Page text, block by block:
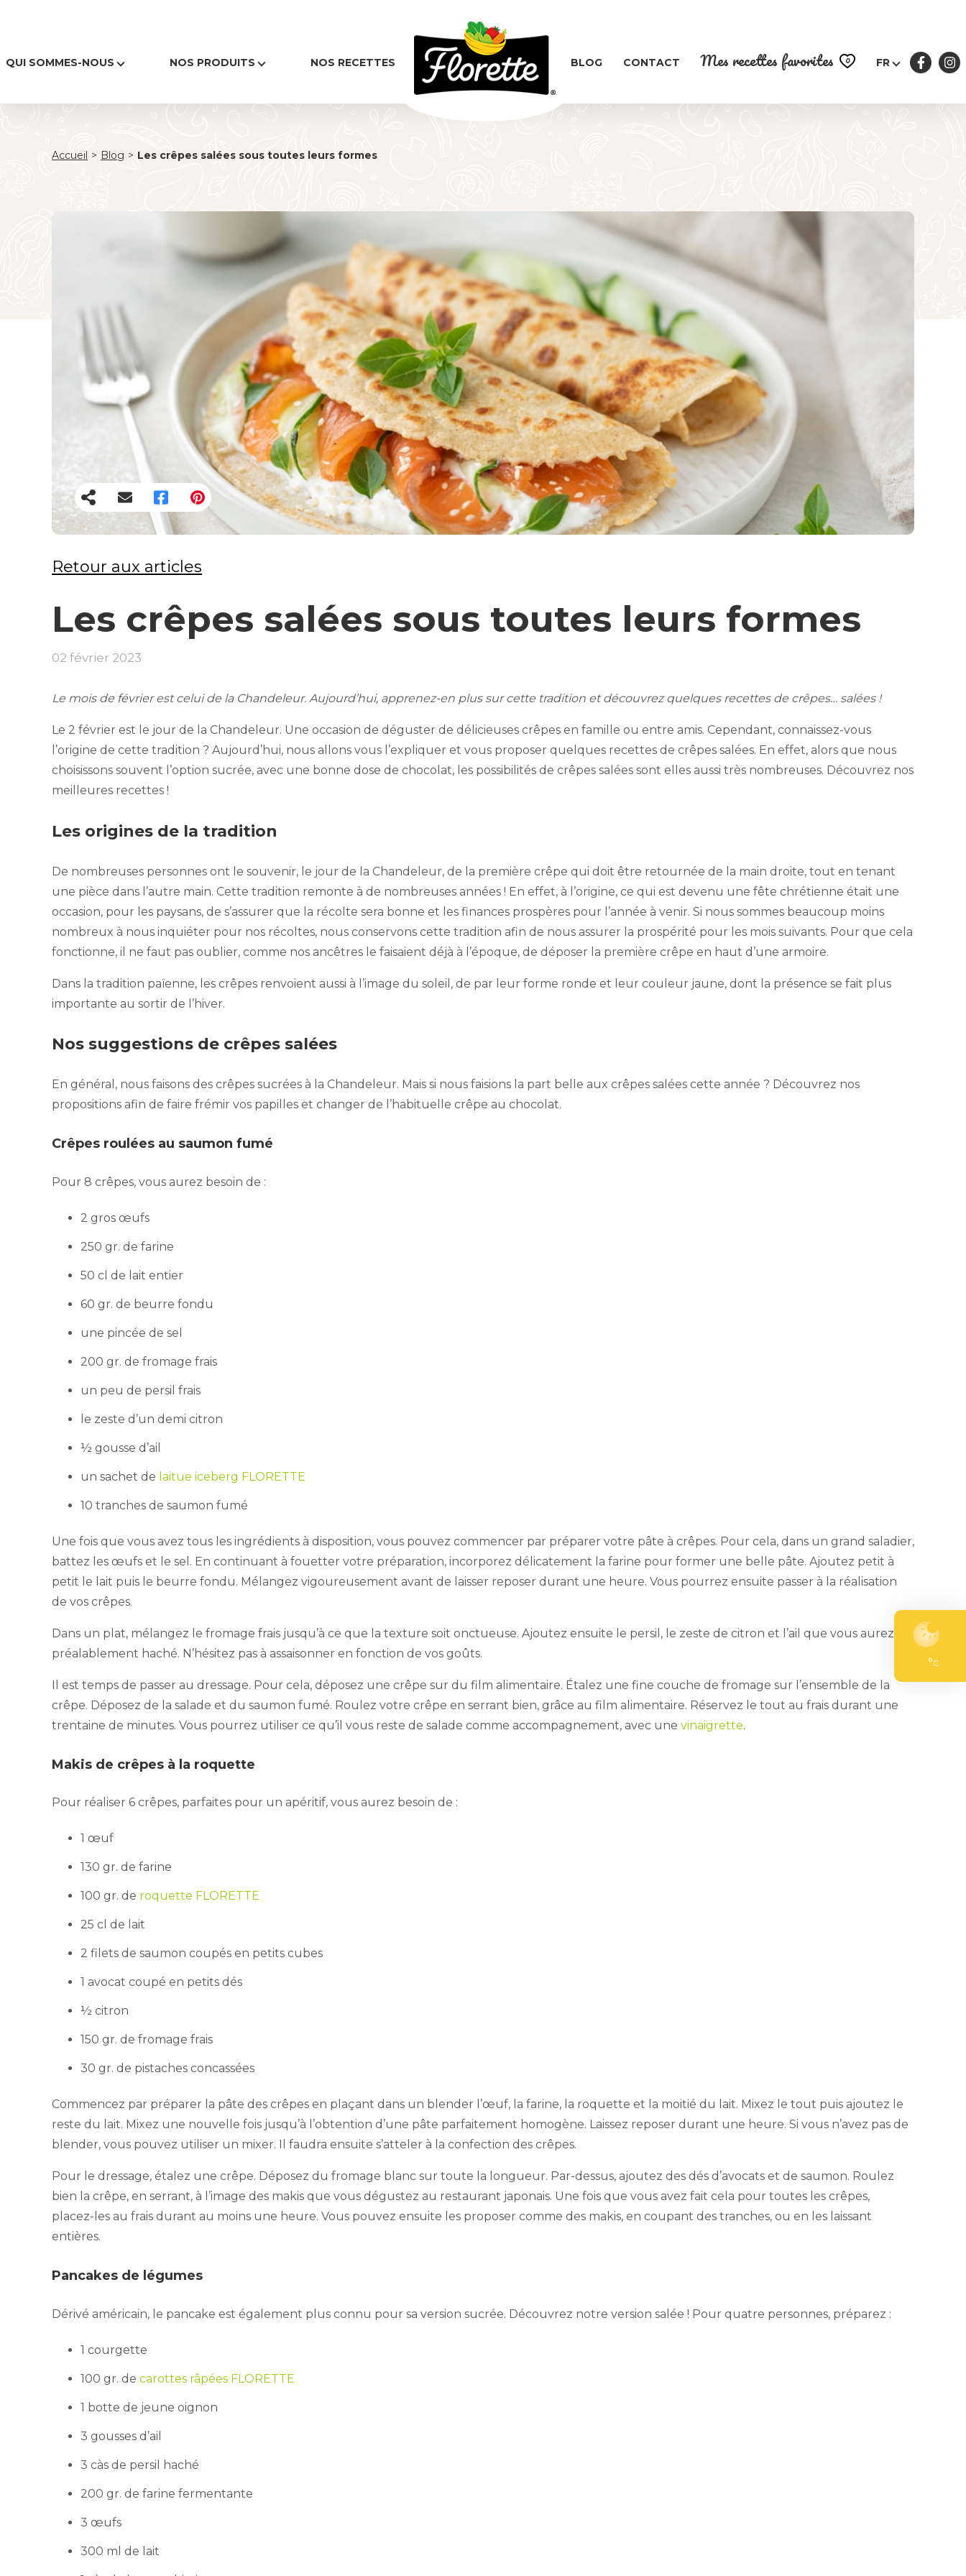
QUI SOMMES-NOUS NOS PRODUITS NOS RECETTES BLOG CONTACT Mes recettes favorites 0 FR
°c
Accueil > Blog > Les crêpes salées sous toutes leurs formes
Retour aux articles
Les crêpes salées sous toutes leurs formes
02 février 2023
Le mois de février est celui de la Chandeleur. Aujourd’hui, apprenez-en plus sur cette tradition et découvrez quelques recettes de crêpes… salées !
Le 2 février est le jour de la Chandeleur. Une occasion de déguster de délicieuses crêpes en famille ou entre amis. Cependant, connaissez-vous
l’origine de cette tradition ? Aujourd’hui, nous allons vous l’expliquer et vous proposer quelques recettes de crêpes salées. En effet, alors que nous
choisissons souvent l’option sucrée, avec une bonne dose de chocolat, les possibilités de crêpes salées sont elles aussi très nombreuses. Découvrez nos
meilleures recettes !
Les origines de la tradition
De nombreuses personnes ont le souvenir, le jour de la Chandeleur, de la première crêpe qui doit être retournée de la main droite, tout en tenant
une pièce dans l’autre main. Cette tradition remonte à de nombreuses années ! En effet, à l’origine, ce qui est devenu une fête chrétienne était une
occasion, pour les paysans, de s’assurer que la récolte sera bonne et les finances prospères pour l’année à venir. Si nous sommes beaucoup moins
nombreux à nous inquiéter pour nos récoltes, nous conservons cette tradition afin de nous assurer la prospérité pour les mois suivants. Pour que cela
fonctionne, il ne faut pas oublier, comme nos ancêtres le faisaient déjà à l’époque, de déposer la première crêpe en haut d’une armoire.
Dans la tradition païenne, les crêpes renvoient aussi à l’image du soleil, de par leur forme ronde et leur couleur jaune, dont la présence se fait plus
importante au sortir de l’hiver.
Nos suggestions de crêpes salées
En général, nous faisons des crêpes sucrées à la Chandeleur. Mais si nous faisions la part belle aux crêpes salées cette année ? Découvrez nos
propositions afin de faire frémir vos papilles et changer de l’habituelle crêpe au chocolat.
Crêpes roulées au saumon fumé
Pour 8 crêpes, vous aurez besoin de :
2 gros œufs
250 gr. de farine
50 cl de lait entier
60 gr. de beurre fondu
une pincée de sel
200 gr. de fromage frais
un peu de persil frais
le zeste d’un demi citron
½ gousse d’ail
un sachet de laitue iceberg FLORETTE
10 tranches de saumon fumé
Une fois que vous avez tous les ingrédients à disposition, vous pouvez commencer par préparer votre pâte à crêpes. Pour cela, dans un grand saladier,
battez les œufs et le sel. En continuant à fouetter votre préparation, incorporez délicatement la farine pour former une belle pâte. Ajoutez petit à
petit le lait puis le beurre fondu. Mélangez vigoureusement avant de laisser reposer durant une heure. Vous pourrez ensuite passer à la réalisation
de vos crêpes.
Dans un plat, mélangez le fromage frais jusqu’à ce que la texture soit onctueuse. Ajoutez ensuite le persil, le zeste de citron et l’ail que vous aurez au
préalablement haché. N’hésitez pas à assaisonner en fonction de vos goûts.
Il est temps de passer au dressage. Pour cela, déposez une crêpe sur du film alimentaire. Étalez une fine couche de fromage sur l’ensemble de la
crêpe. Déposez de la salade et du saumon fumé. Roulez votre crêpe en serrant bien, grâce au film alimentaire. Réservez le tout au frais durant une
trentaine de minutes. Vous pourrez utiliser ce qu’il vous reste de salade comme accompagnement, avec une vinaigrette.
Makis de crêpes à la roquette
Pour réaliser 6 crêpes, parfaites pour un apéritif, vous aurez besoin de :
1 œuf
130 gr. de farine
100 gr. de roquette FLORETTE
25 cl de lait
2 filets de saumon coupés en petits cubes
1 avocat coupé en petits dés
½ citron
150 gr. de fromage frais
30 gr. de pistaches concassées
Commencez par préparer la pâte des crêpes en plaçant dans un blender l’œuf, la farine, la roquette et la moitié du lait. Mixez le tout puis ajoutez le
reste du lait. Mixez une nouvelle fois jusqu’à l’obtention d’une pâte parfaitement homogène. Laissez reposer durant une heure. Si vous n’avez pas de
blender, vous pouvez utiliser un mixer. Il faudra ensuite s’atteler à la confection des crêpes.
Pour le dressage, étalez une crêpe. Déposez du fromage blanc sur toute la longueur. Par-dessus, ajoutez des dés d’avocats et de saumon. Roulez
bien la crêpe, en serrant, à l’image des makis que vous dégustez au restaurant japonais. Une fois que vous avez fait cela pour toutes les crêpes,
placez-les au frais durant au moins une heure. Vous pouvez ensuite les proposer comme des makis, en coupant des tranches, ou en les laissant
entières.
Pancakes de légumes
Dérivé américain, le pancake est également plus connu pour sa version sucrée. Découvrez notre version salée ! Pour quatre personnes, préparez :
1 courgette
100 gr. de carottes râpées FLORETTE
1 botte de jeune oignon
3 gousses d’ail
3 càs de persil haché
200 gr. de farine fermentante
3 œufs
300 ml de lait